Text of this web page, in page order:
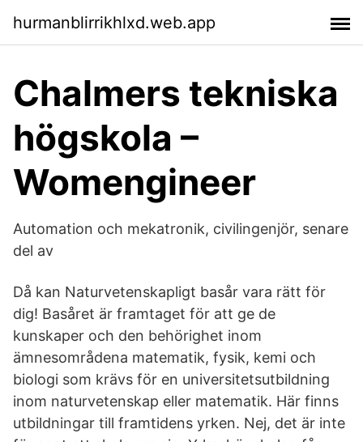
hurmanblirrikhlxd.web.app
Chalmers tekniska
högskola –
Womengineer
Automation och mekatronik, civilingenjör, senare
del av
Då kan Naturvetenskapligt basår vara rätt för
dig! Basåret är framtaget för att ge de
kunskaper och den behörighet inom
ämnesområdena matematik, fysik, kemi och
biologi som krävs för en universitetsutbildning
inom naturvetenskap eller matematik. Här finns
utbildningar till framtidens yrken. Nej, det är inte